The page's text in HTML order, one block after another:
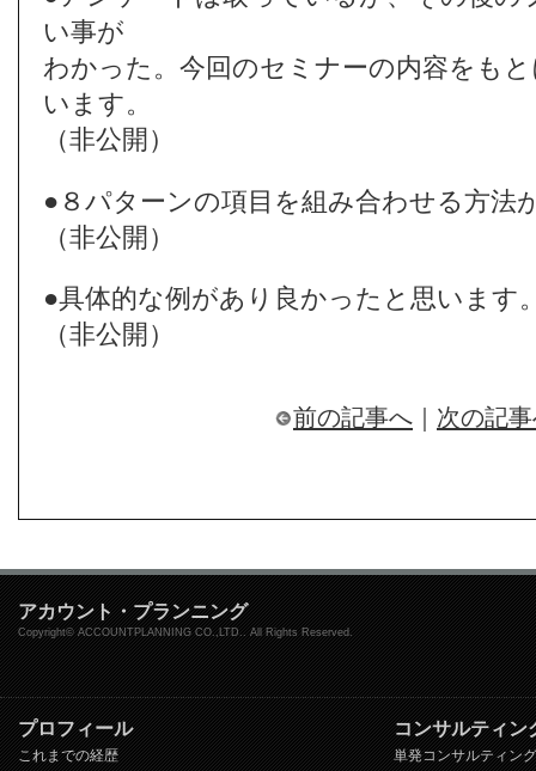
い事が
わかった。今回のセミナーの内容をも
います。
（非公開）
●８パターンの項目を組み合わせる方法
（非公開）
●具体的な例があり良かったと思います
（非公開）
前の記事へ 次の記
アカウント・プランニング
Copyright© ACCOUNTPLANNING CO.,LTD.. All Rights Reserved.
プロフィール
これまでの経歴
コンサルティン
単発コンサルティング